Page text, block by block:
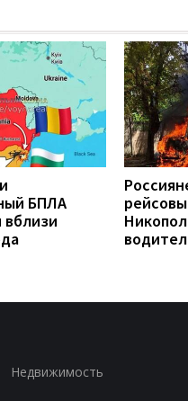
БПЛА
вблизи
Недвижимость